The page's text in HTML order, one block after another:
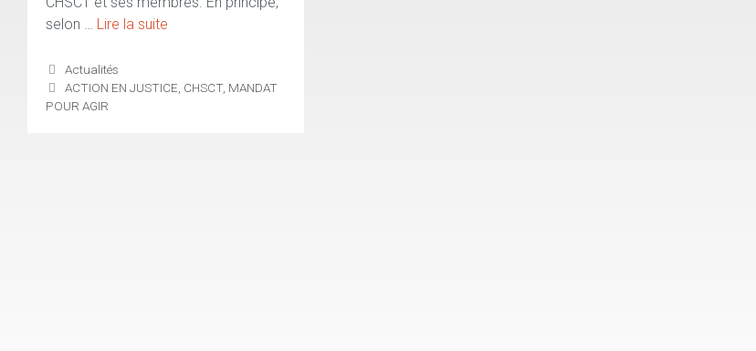
selon … Lire la suite
Catégories
Actualités
Étiquettes
ACTION EN JUSTICE CHSCT, MANDAT
POUR AGIR